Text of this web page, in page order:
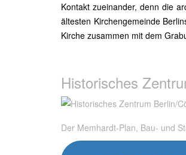
Kontakt zueinander, denn die
ältesten Kirchengemeinde
Kirche zusammen mit dem
Historisches
Der Memhardt-Plan, Bau- und